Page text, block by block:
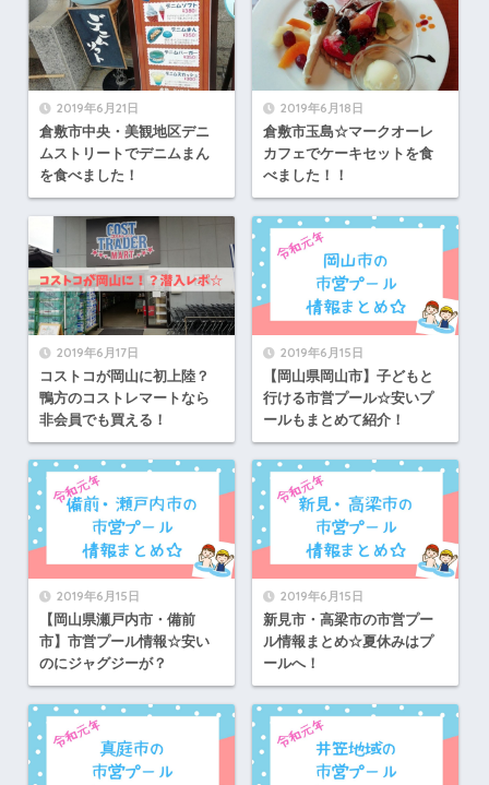
2019年6月21日
倉敷市中央・美観地区デニ
ムストリートでデニムまん
を食べました！
2019年6月18日
倉敷市玉島☆マークオーレ
カフェでケーキセットを食
べました！！
2019年6月17日
コストコが岡山に初上陸？
鴨方のコストレマートなら
非会員でも買える！
2019年6月15日
【岡山県岡山市】子どもと
行ける市営プール☆安いプ
ールもまとめて紹介！
2019年6月15日
【岡山県瀬戸内市・備前
市】市営プール情報☆安い
のにジャグジーが？
2019年6月15日
新見市・高梁市の市営プー
ル情報まとめ☆夏休みはプ
ールへ！